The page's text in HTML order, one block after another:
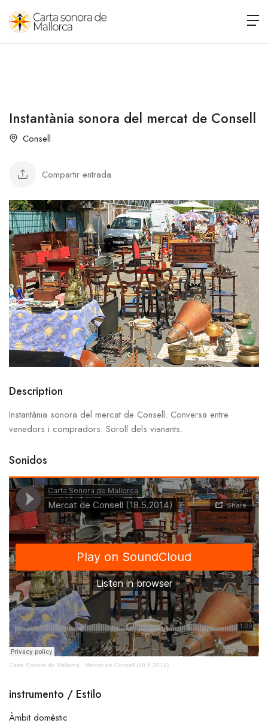
Instantània sonora del mercat de Consell
Consell
Compartir entrada
Description
Instantània sonora del mercat de Consell. Conversa entre
venedors i compradors. Soroll dels vianants.
Sonidos
Carta Sonora de Mallorca · Mercat de Consell (18.5.2014)
instrumento / Estilo
Àmbit domèstic